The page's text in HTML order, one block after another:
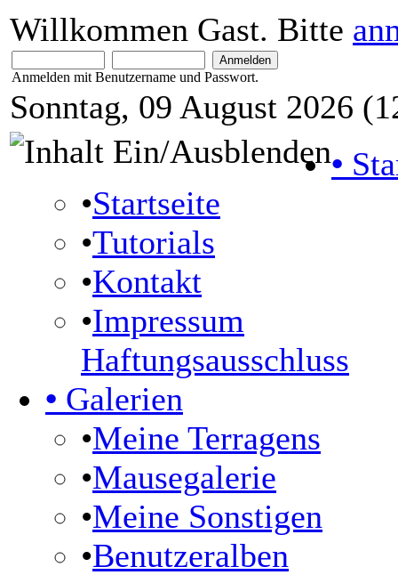
Willkommen Gast. Bitte
Anmelden mit Benutzername und Passwort.
Sonntag, 09 August 2026
•
•Startseite
•Tutorials
•Kontakt
•Impressum
Haftungsausschluss
• Galerien
•Meine Terragens
•Mausegalerie
•Meine Sonstigen
•Benutzeralben